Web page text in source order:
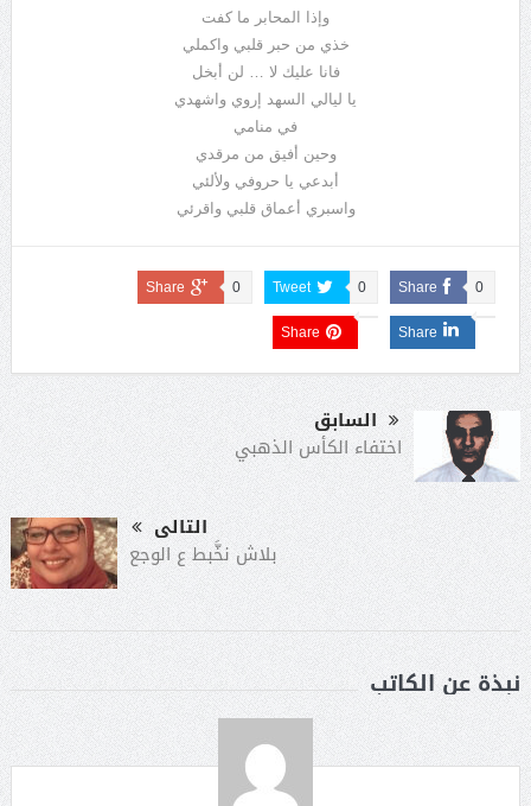
وإذا المحابر ما كفت
خذي من حبر قلبي واكملي
فانا عليك لا … لن أبخل
يا ليالي السهد إروي واشهدي
في منامي
وحين أفيق من مرقدي
أبدعي يا حروفي ولألئي
واسبري أعماق قلبي واقرئي
Share 0
Tweet 0
Share 0
Share
Share
السابق
اختفاء الكأس الذهبي
التالى
بلاش نخَّبط ع الوجع
نبذة عن الكاتب